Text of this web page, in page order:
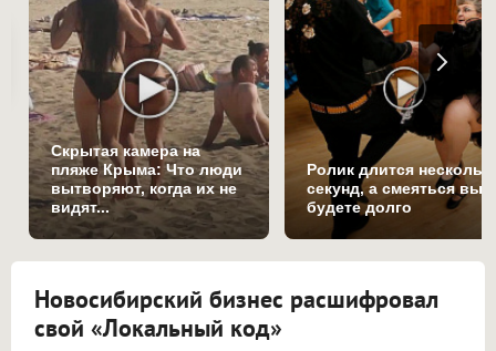
Скрытая камера на
пляже Крыма: Что люди
вытворяют, когда их не
видят...
Ролик длится
секунд, а смеяться вы
будете долго
Новосибирский бизнес расшифровал
свой «Локальный код»